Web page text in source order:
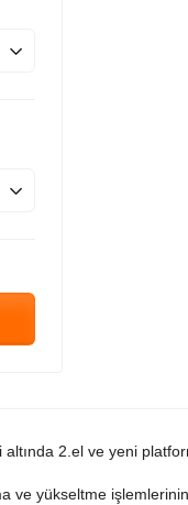
2.el ve yeni
ve yükseltme